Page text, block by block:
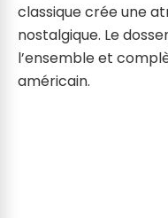
classique crée une
nostalgique. Le
l’ensemble et
américain.